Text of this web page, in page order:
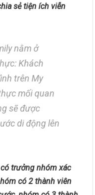
sẻ tiện ích viễn
nằm ở
Khách
trên My
mối quan
sẽ được
di động lên
trưởng nhóm xác
có 2 thành viên